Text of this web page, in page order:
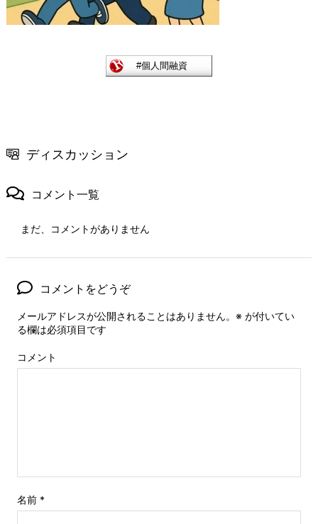
ディスカッション
コメント一覧
まだ、コメントがありません
コメントをどうぞ
メールアドレスが公開されることはありません。 ※ が付いてい
る欄は必須項目です
コメント
名前 *